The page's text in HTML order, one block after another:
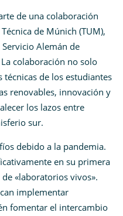
de una colaboración
de Múnich (TUM),
Alemán de
colaboración no solo
técnicas de los estudiantes
renovables, innovación y
los lazos entre
sur.
debido a la pandemia.
en su primera
«laboratorios vivos».
implementar
fomentar el intercambio